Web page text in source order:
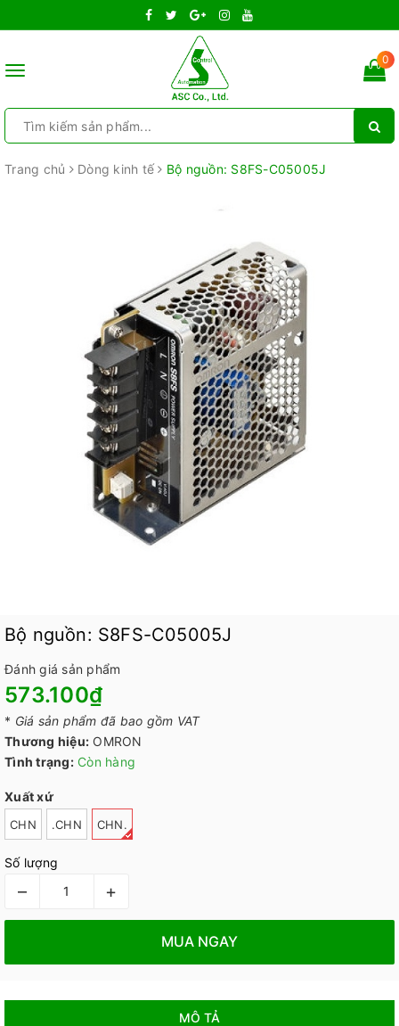
Toggle
0
Trang chủ Dòng kinh tế Bộ nguồn: S8FS-C05005J
Bộ nguồn: S8FS-C05005J
Đánh giá sản phẩm
573.100₫
* Giá sản phẩm đã bao gồm VAT
Thương hiệu: OMRON
Tình trạng: Còn hàng
Xuất xứ
CHN .CHN CHN.
Số lượng
– +
MUA NGAY
MÔ TẢ